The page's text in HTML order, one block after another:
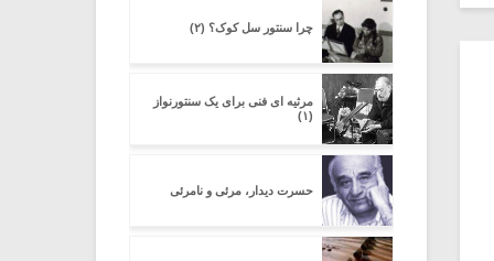
چرا سنتور سل کوک؟ (۲)
مرثیه ای فنی برای یک سنتورنواز
(۱)
حسرت دیدار، مرئی و نامرئی